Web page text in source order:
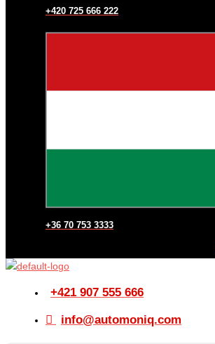
+420 725 666 222
+36 70 753 3333
+421 907 555 666
info@automoniq.com